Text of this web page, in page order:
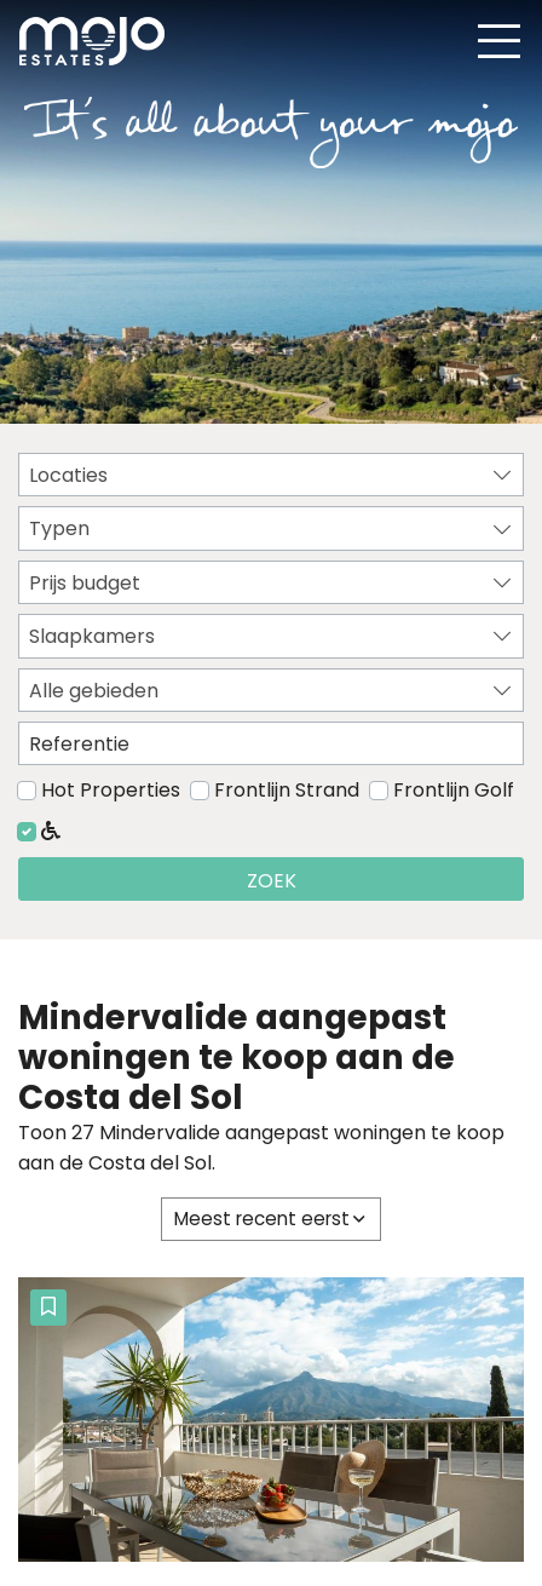
Locaties
Typen
Prijs budget
Slaapkamers
Alle gebieden
Hot Properties Frontlijn Strand Frontlijn Golf
ZOEK
Mindervalide aangepast
woningen te koop aan de
Costa del Sol
Toon 27 Mindervalide aangepast woningen te koop
aan de Costa del Sol.
Meest recent eerst